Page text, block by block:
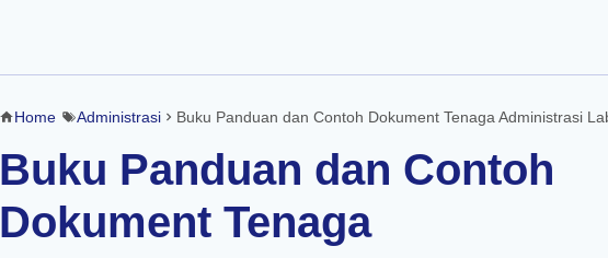
Home Administrasi Buku Panduan dan Contoh Dokument Tenaga Administrasi Laboratorium
Buku Panduan dan Contoh
Dokument Tenaga